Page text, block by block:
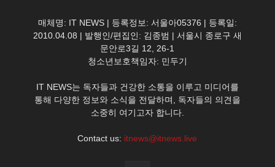
매체명: IT NEWS | 등록정보: 서울아05376 | 등록일:
2010.04.08 | 발행인/편집인: 김종범 | 서울시 종로구 새
문안로3길 12, 26-1
청소년보호책임자: 민두기
IT NEWS는 독자들과 건강한 소통을 이루고 미디어를
통해 다양한 정보와 소식을 전달하며, 독자들의 의견을
소중히 여기고자 합니다.
Contact us: itnews@itnews.live